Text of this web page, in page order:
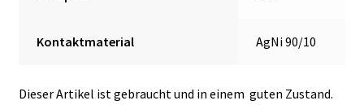
Kontaktmaterial AgNi 90/10
Dieser Artikel ist gebraucht und in einem guten Zustand.